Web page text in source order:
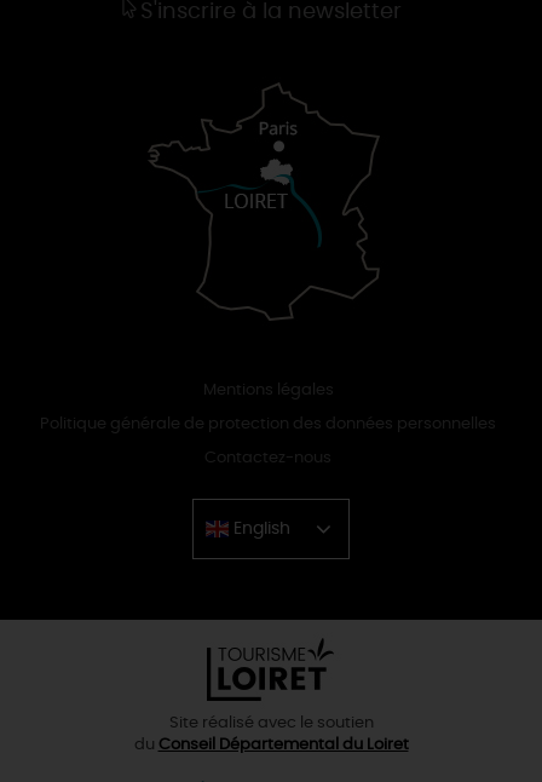
S'inscrire à la newsletter
Mentions légales
Politique générale de protection des données personnelles
Contactez-nous
English
Chinese
Site réalisé avec le soutien
du Conseil Départemental du Loiret